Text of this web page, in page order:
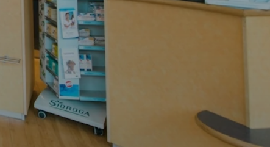
Ber|